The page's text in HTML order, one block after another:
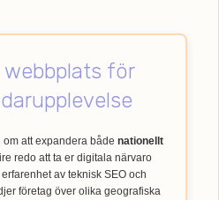
webbplats för
om att expandera både nationellt
redo att ta er digitala närvaro
av teknisk SEO och
företag över olika geografiska